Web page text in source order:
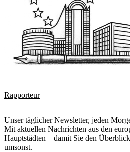
Rapporteur
Unser täglicher Newsletter, jeden
Mit aktuellen Nachrichten aus den
Hauptstädten – damit Sie den
umsonst.